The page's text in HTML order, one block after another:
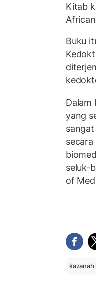
Kitab
Buku
Dalam
yang
seluk-
of
kazanah